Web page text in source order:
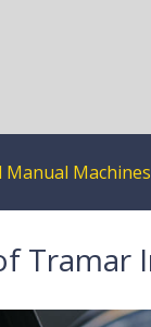
Manual Machines
Tramar